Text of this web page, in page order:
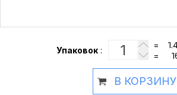
Упаковок :
=
=
В КОРЗИНУ